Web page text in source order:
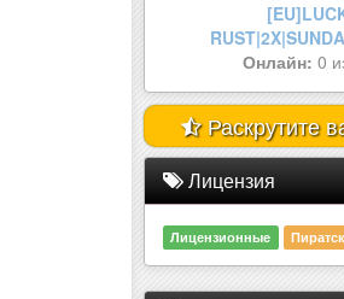
РУССКИЙ l ТРУ
НОВИ..
Онлайн: 1
Раскрутите
Лицензия
Лицензионные